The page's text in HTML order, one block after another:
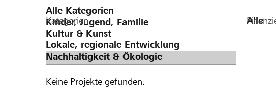
Kategorien
Keine Projekte gefunden.